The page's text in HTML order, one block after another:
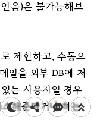
옴)은 불가능해보
제한하고, 수동으
일을 외부 DB에 저
는 사용자일 경우
해준다거나 하는